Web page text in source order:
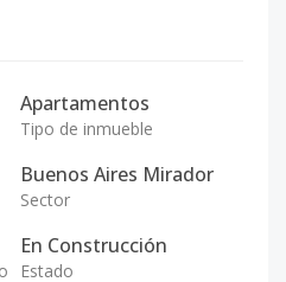
Apartamentos
Tipo de inmueble
Buenos Aires Mirador
Sector
En Construcción
Estado